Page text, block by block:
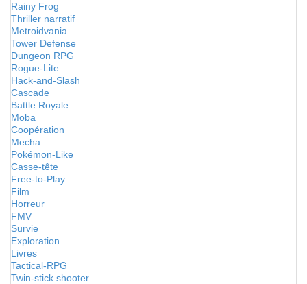
Rainy Frog
Thriller narratif
Metroidvania
Tower Defense
Dungeon RPG
Rogue-Lite
Hack-and-Slash
Cascade
Battle Royale
Moba
Coopération
Mecha
Pokémon-Like
Casse-tête
Free-to-Play
Film
Horreur
FMV
Survie
Exploration
Livres
Tactical-RPG
Twin-stick shooter